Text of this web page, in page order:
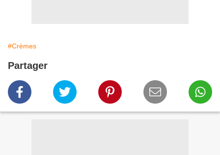
#Crèmes
Partager